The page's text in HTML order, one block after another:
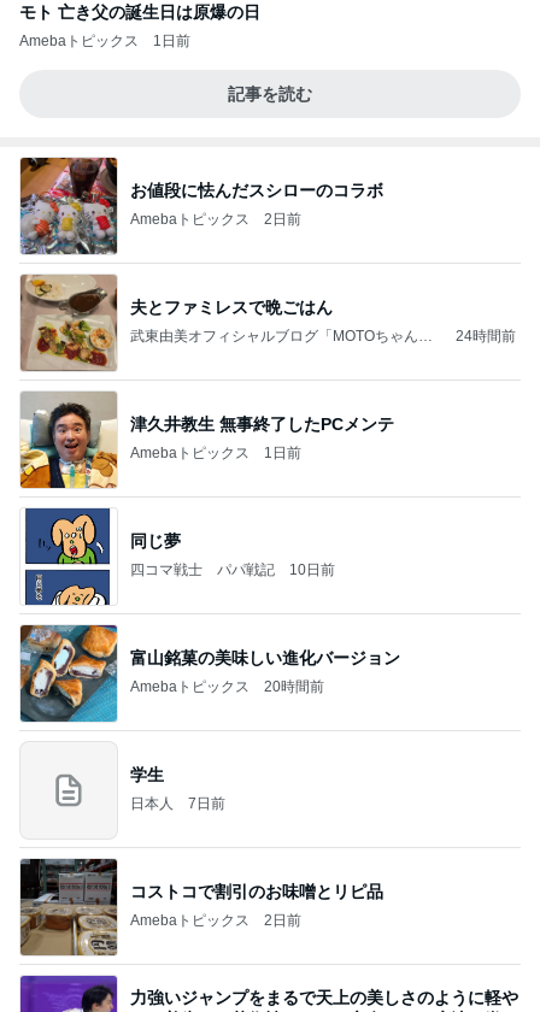
モト 亡き父の誕生日は原爆の日
Amebaトピックス 1日前
記事を読む
お値段に怯んだスシローのコラボ
Amebaトピックス 2日前
夫とファミレスで晩ごはん
武東由美オフィシャルブログ「MOTOちゃんと
24時間前
津久井教生 無事終了したPCメンテ
Amebaトピックス 1日前
同じ夢
四コマ戦士 パパ戦記 10日前
富山銘菓の美味しい進化バージョン
Amebaトピックス 20時間前
学生
日本人 7日前
コストコで割引のお味噌とリピ品
Amebaトピックス 2日前
力強いジャンプをまるで天上の美しさのように軽や